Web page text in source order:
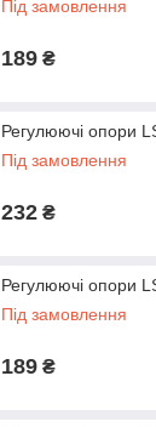
Під замовлення
189 ₴
Регулюючі опори
Під замовлення
232 ₴
Регулюючі опори
Під замовлення
189 ₴